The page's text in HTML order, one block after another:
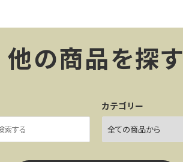
他の商品を探す
カテゴリー